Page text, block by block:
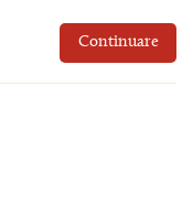
Continuare